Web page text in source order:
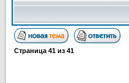
Страница 41 из 41